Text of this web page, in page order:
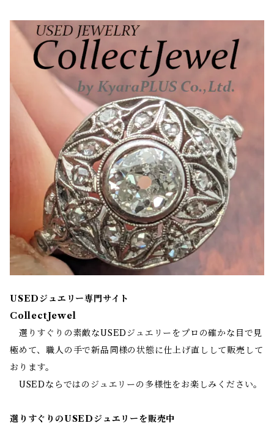
USEDジュエリー専門サイト
CollectJewel
選りすぐりの素敵なUSEDジュエリーをプロの確かな目で見
極めて、職人の手で新品同様の状態に仕上げ直しして販売して
おります。
USEDならではのジュエリーの多様性をお楽しみください。
選りすぐりのUSEDジュエリーを販売中